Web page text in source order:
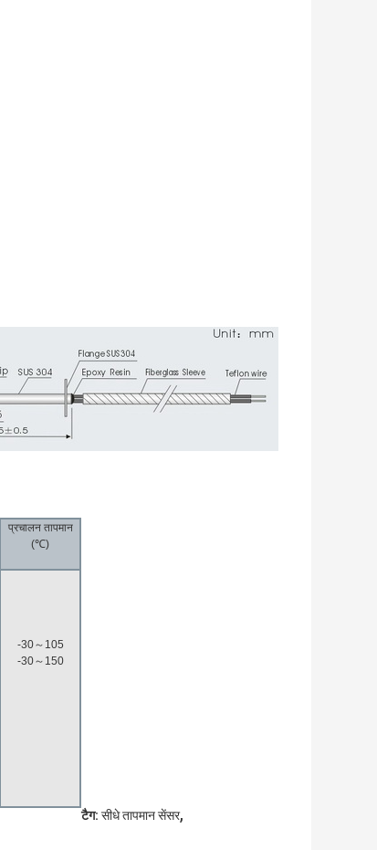
प्रचालन तापमान
(℃)
-30～105
-30～150
टैग: सीधे तापमान सेंसर,